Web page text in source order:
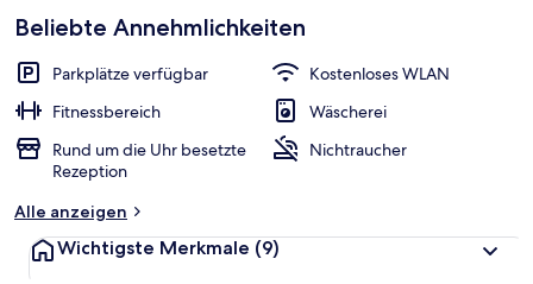
Beliebte Annehmlichkeiten
Parkplätze verfügbar
Kostenloses WLAN
Fitnessbereich
Wäscherei
Rund um die Uhr besetzte
Rezeption
Nichtraucher
Alle anzeigen
Wichtigste Merkmale (9)